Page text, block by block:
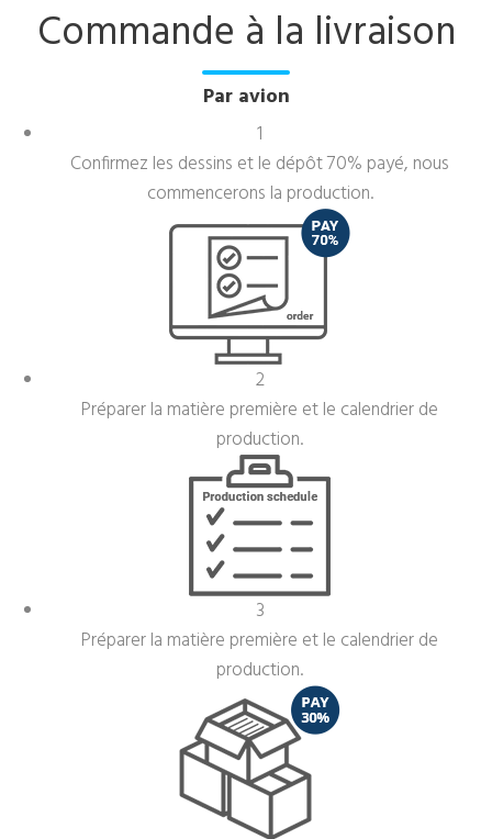
Commande à la livraison
Par avion
1
Confirmez les dessins et le dépôt 70% payé, nous
commencerons la production.
2
Préparer la matière première et le calendrier de
production.
3
Préparer la matière première et le calendrier de
production.